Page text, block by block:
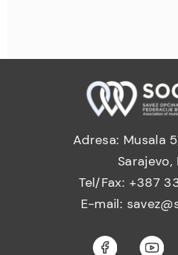
Adresa: Musala
Sarajevo,
Tel/Fax: +387
E-mail: